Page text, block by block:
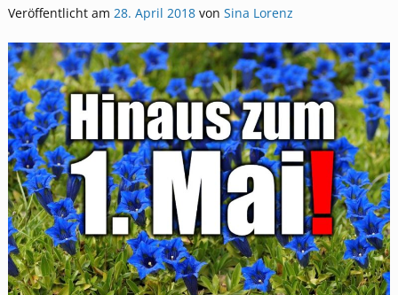
Veröffentlicht am 28. April 2018 von Sina Lorenz